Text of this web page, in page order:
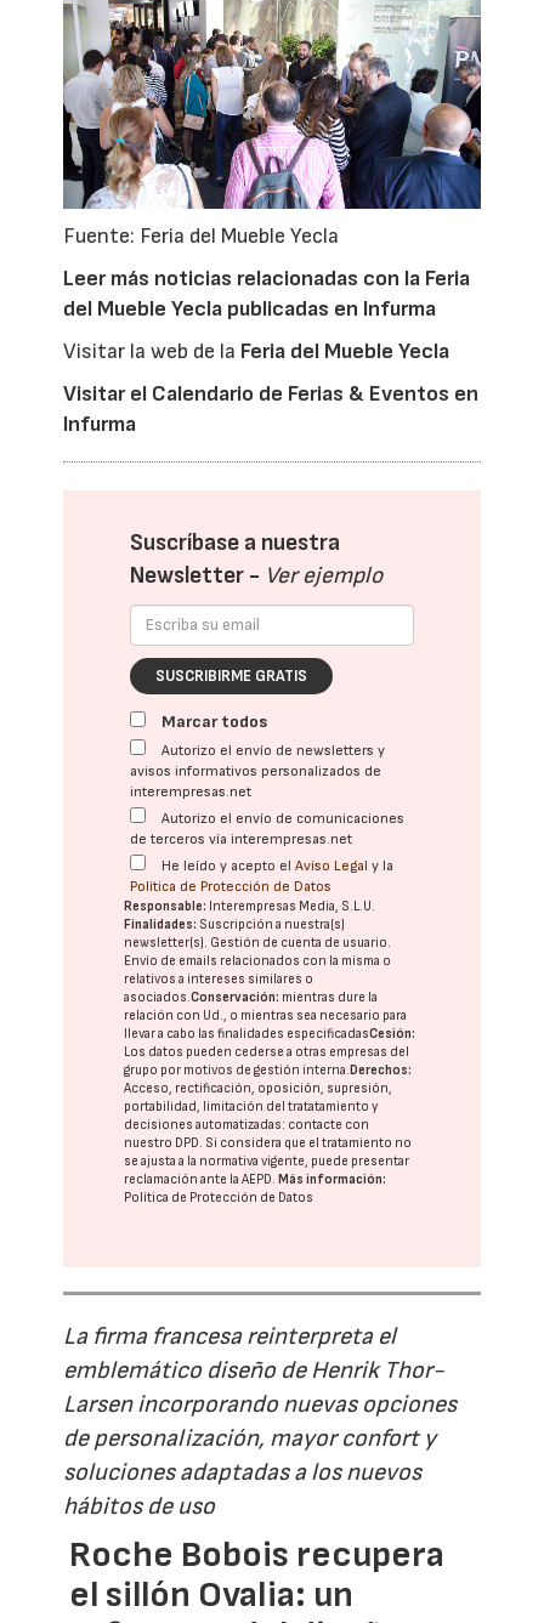
Fuente: Feria del Mueble Yecla
Leer más noticias relacionadas con la Feria
del Mueble Yecla publicadas en Infurma
Visitar la web de la Feria del Mueble Yecla
Visitar el Calendario de Ferias & Eventos en
Infurma
Suscríbase a nuestra
Newsletter - Ver ejemplo
SUSCRIBIRME GRATIS
Marcar todos
Autorizo el envío de newsletters y
avisos informativos personalizados de
interempresas.net
Autorizo el envío de comunicaciones
de terceros vía interempresas.net
He leído y acepto elAviso Legal y la
Política de Protección de Datos
Responsable: Interempresas Media, S.L.U.
Finalidades: Suscripción a nuestra(s)
newsletter(s). Gestión de cuenta de usuario.
Envío de emails relacionados con la misma o
relativos a intereses similares o
asociados.Conservación: mientras dure la
relación con Ud., o mientras sea necesario para
llevar a cabo las finalidades especificadasCesión:
Los datos pueden cederse a otras empresas del
grupo por motivos de gestión interna.Derechos:
Acceso, rectificación, oposición, supresión,
portabilidad, limitación del tratatamiento y
decisiones automatizadas: contacte con
nuestro DPD. Si considera que el tratamiento no
se ajusta a la normativa vigente, puede presentar
reclamación ante laAEPD.Más información:
Política de Protección de Datos
La firma francesa reinterpreta el
emblemático diseño de Henrik Thor-
Larsen incorporando nuevas opciones
de personalización, mayor confort y
soluciones adaptadas a los nuevos
hábitos de uso
Roche Bobois recupera
el sillón Ovalia: un